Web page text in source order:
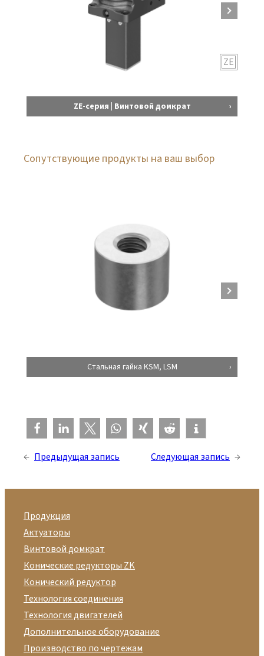
ZE
ZE-серия | Винтовой домкрат
Сопутствующие продукты на ваш выбор
Стальная гайка KSM, LSM
← Предыдущая запись Следующая запись →
Продукция
Актуаторы
Винтовой домкрат
Конические редукторы ZK
Конический редуктор
Технология соединения
Технология двигателей
Дополнительное оборудование
Производство по чертежам